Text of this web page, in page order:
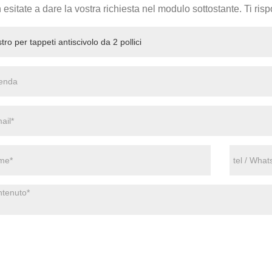
esitate a dare la vostra richiesta nel modulo sottostante. Ti